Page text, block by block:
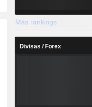
Más rankings
Divisas / Forex